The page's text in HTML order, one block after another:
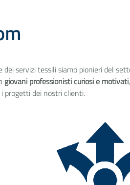
servizi tessili siamo pionieri del
giovani professionisti curiosi e motivati
progetti dei nostri clienti.